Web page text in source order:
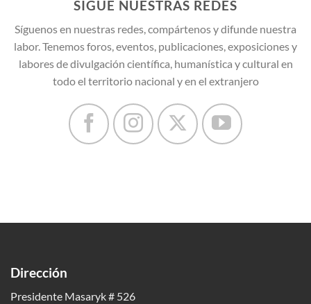
SIGUE NUESTRAS REDES
Síguenos en nuestras redes, compártenos y difunde nuestra
labor. Tenemos foros, eventos, publicaciones, exposiciones y
labores de divulgación científica, humanística y cultural en
todo el territorio nacional y en el extranjero
Dirección
Presidente Masaryk # 526